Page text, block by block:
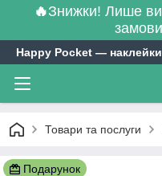
🔥Знижки! Лише
Happy Pocket ―
Товари та послуги
Подарунок